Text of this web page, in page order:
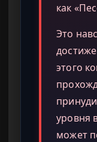
как
Это
этого
уровня
может